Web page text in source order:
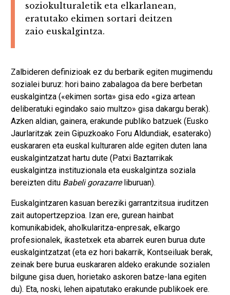
soziokulturaletik eta elkarlanean,
eratutako ekimen sortari deitzen
zaio euskalgintza.
Zalbideren definizioak ez du berbarik egiten mugimendu
sozialei buruz: hori baino zabalagoa da bere berbetan
euskalgintza («ekimen sorta» gisa edo «giza artean
deliberatuki egindako saio multzo» gisa dakargu berak).
Azken aldian, gainera, erakunde publiko batzuek (Eusko
Jaurlaritzak zein Gipuzkoako Foru Aldundiak, esaterako)
euskararen eta euskal kulturaren alde egiten duten lana
euskalgintzatzat hartu dute (Patxi Baztarrikak
euskalgintza instituzionala eta euskalgintza soziala
bereizten ditu Babeli gorazarreliburuan).
Euskalgintzaren kasuan bereziki garrantzitsua iruditzen
zait autopertzepzioa. Izan ere, gurean hainbat
komunikabidek, aholkularitza-enpresak, elkargo
profesionalek, ikastetxek eta abarrek euren burua dute
euskalgintzatzat (eta ez hori bakarrik, Kontseiluak berak,
zeinak bere burua euskararen aldeko erakunde sozialen
bilgune gisa duen, horietako askoren batze-lana egiten
du). Eta, noski, lehen aipatutako erakunde publikoek ere.